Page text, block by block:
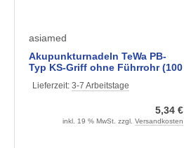
asiamed
Akupunkturnadeln TeWa PB-
Typ KS-Griff ohne Führrohr (100
Lieferzeit: 3-7 Arbeitstage
5,34 €
inkl. 19 % MwSt. zzgl. Versandkosten